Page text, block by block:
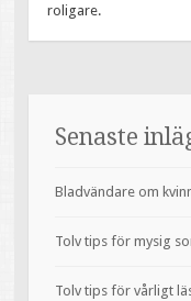
roligare.
Senaste
Bladvändare om
Tolv tips för mysig
Tolv tips för vårligt